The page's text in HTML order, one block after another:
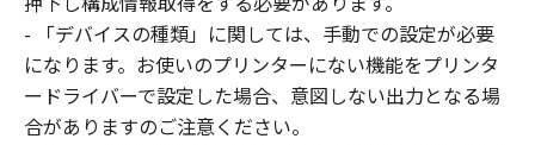
copyright notice of Canon or its licensors
contained in the SOFTWARE, including any
copy thereof.
4. OWNERSHIP
Canon and its licensors retain in all respects
- 「デバイスの種類」に関しては、手動での設定が必要
になります。お使いのプリンターにない機能をプリンタ
ードライバーで設定した場合、意図しない出力となる場
合がありますのご注意ください。